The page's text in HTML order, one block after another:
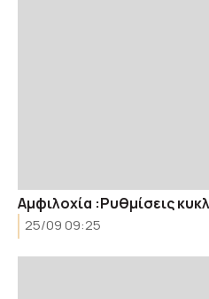
Αμφιλοχία :Ρυθμίσεις
25/09 09:25